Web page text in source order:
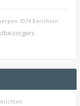
7074 Berichten